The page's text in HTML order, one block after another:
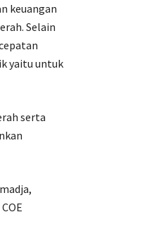
keuangan
Selain
yaitu untuk
serta